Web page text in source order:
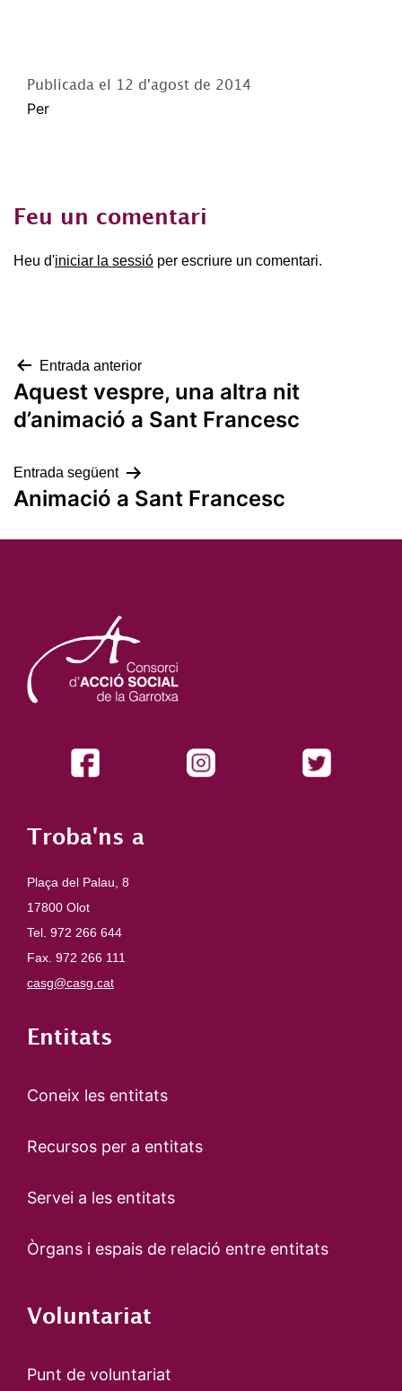
Publicada el 12 d'agost de 2014
Per
Feu un comentari
Heu d'iniciar la sessió per escriure un comentari.
Navegació
d'entrades
Entrada anterior
Aquest vespre, una altra nit
d’animació a Sant Francesc
Entrada següent
Animació a Sant Francesc
Troba'ns a
Plaça del Palau, 8
17800 Olot
Tel. 972 266 644
Fax. 972 266 111
casg@casg.cat
Entitats
Coneix les entitats
Recursos per a entitats
Servei a les entitats
Òrgans i espais de relació entre entitats
Voluntariat
Punt de voluntariat